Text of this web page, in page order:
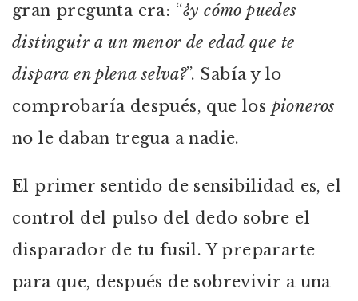
gran pregunta era: “¿y cómo puedes
distinguir a un menor de edad que te
dispara en plena selva?”. Sabía y lo
comprobaría después, que los pioneros
no le daban tregua a nadie.
El primer sentido de sensibilidad es, el
control del pulso del dedo sobre el
disparador de tu fusil. Y prepararte
para que, después de sobrevivir a una